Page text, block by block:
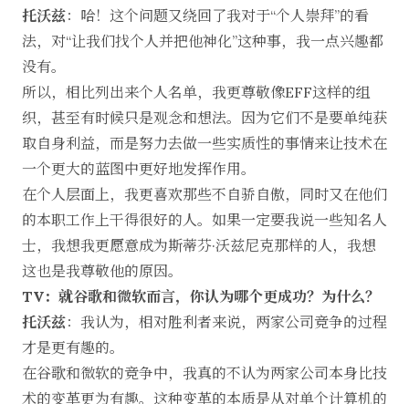
托沃兹：哈！这个问题又绕回了我对于“个人崇拜”的看
法，对“让我们找个人并把他神化”这种事，我一点兴趣都
没有。
所以，相比列出来个人名单，我更尊敬像EFF这样的组
织，甚至有时候只是观念和想法。因为它们不是要单纯获
取自身利益，而是努力去做一些实质性的事情来让技术在
一个更大的蓝图中更好地发挥作用。
在个人层面上，我更喜欢那些不自骄自傲，同时又在他们
的本职工作上干得很好的人。如果一定要我说一些知名人
士，我想我更愿意成为斯蒂芬·沃兹尼克那样的人，我想
这也是我尊敬他的原因。
TV：就谷歌和微软而言，你认为哪个更成功？为什么？
托沃兹：我认为，相对胜利者来说，两家公司竞争的过程
才是更有趣的。
在谷歌和微软的竞争中，我真的不认为两家公司本身比技
术的变革更为有趣。这种变革的本质是从对单个计算机的